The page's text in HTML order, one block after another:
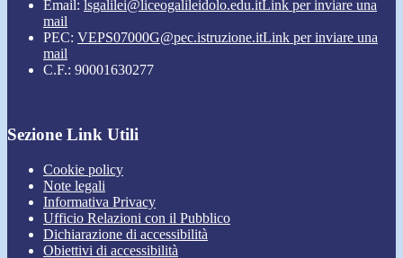
Email: lsgalilei@liceogalileidolo.edu.itLink per inviare una
mail
PEC: VEPS07000G@pec.istruzione.itLink per inviare una
mail
C.F.: 90001630277
Sezione Link Utili
Cookie policy
Note legali
Informativa Privacy
Ufficio Relazioni con il Pubblico
Dichiarazione di accessibilità
Obiettivi di accessibilità